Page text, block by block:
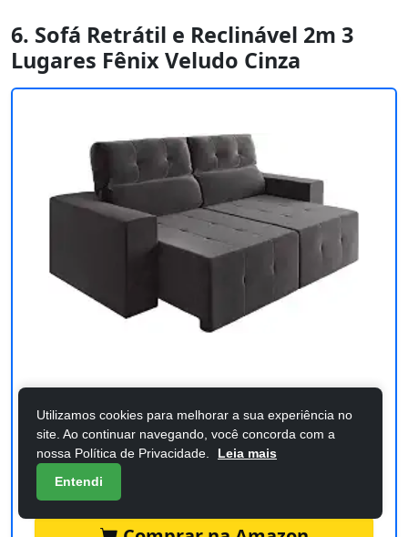
6. Sofá Retrátil e Reclinável 2m 3
Lugares Fênix Veludo Cinza
Sofá Retrátil e Reclinável 2m 3 Lugares
Fênix Veludo Cinza
Confira os detalhes completos e o preço atual
diretamente na Amazon.
Utilizamos cookies para melhorar a sua experiência no
site. Ao continuar navegando, você concorda com a
nossa Política de Privacidade.
Leia mais
Entendi